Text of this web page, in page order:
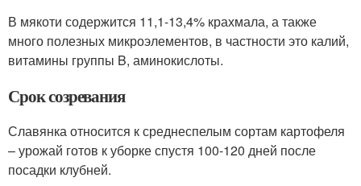
В мякоти содержится 11,1-13,4% крахмала, а также
много полезных микроэлементов, в частности это калий,
витамины группы B, аминокислоты.
Срок созревания
Славянка относится к среднеспелым сортам картофеля
– урожай готов к уборке спустя 100-120 дней после
посадки клубней.